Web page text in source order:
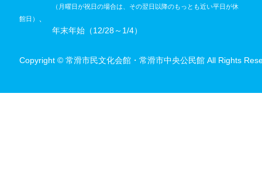
（月曜日が祝日の場合は、その翌日以降のもっとも近い平日が休
館日）
、
年末年始（12/28～1/4）
Copyright © 常滑市民文化会館・常滑市中央公民館 All Rights